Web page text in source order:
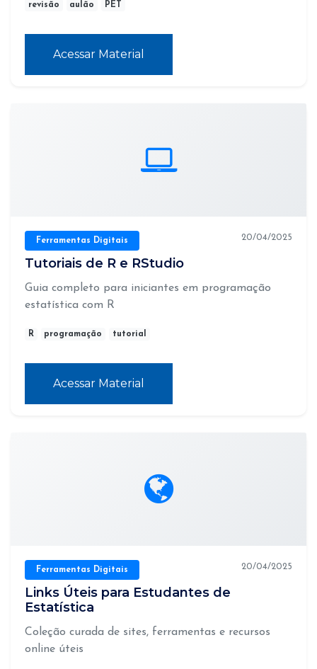
revisão aulão PET
Acessar Material
Ferramentas Digitais 20/04/2025
Tutoriais de R e RStudio
Guia completo para iniciantes em programação
estatística com R
R programação tutorial
Acessar Material
Ferramentas Digitais 20/04/2025
Links Úteis para Estudantes de
Estatística
Coleção curada de sites, ferramentas e recursos
online úteis